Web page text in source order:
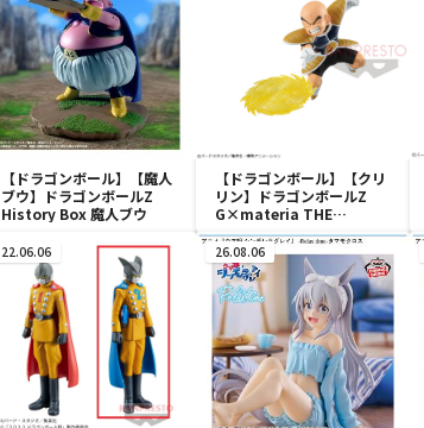
【ドラゴンボール】【魔人
ブウ】ドラゴンボールZ
History Box 魔人ブウ
【ドラゴンボール】【クリ
リン】ドラゴンボールZ
G×materia THE
KRILLIN
22.06.06 26.08.06